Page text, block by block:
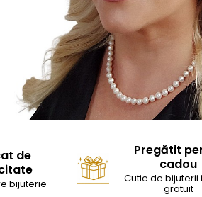
de
bijuterie
Pregătit
cadou
Cutie de bijuterii
gratuit